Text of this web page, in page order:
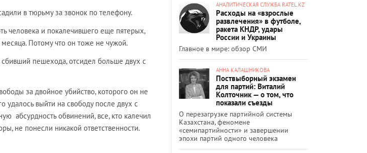
в тюрьму за звонок по телефону.
человека и покалечившего еще пятерых,
Потому что он тоже не чужой.
пешехода, отсидел больше двух с
за двойное убийство, которого он не
удалось выйти на свободу после двух с
абсурдность обвинений, все, кто калечил
не понесли никакой ответственности.
АНАЛИТИЧЕСКАЯ СЛУЖБА RATEL.KZ
Расходы на «взрослые
развлечения» в футболе,
ракета КНДР, удары
России и Украины
Главное в мире: обзор СМИ
АННА КАЛАШНИКОВА
Поствыборный экзамен
для партий: Виталий
Колточник — о том, что
показали съезды
О перезагрузке партийной системы
Казахстана, феномене
«семипартийности» и завершении
эпохи партий одного человека